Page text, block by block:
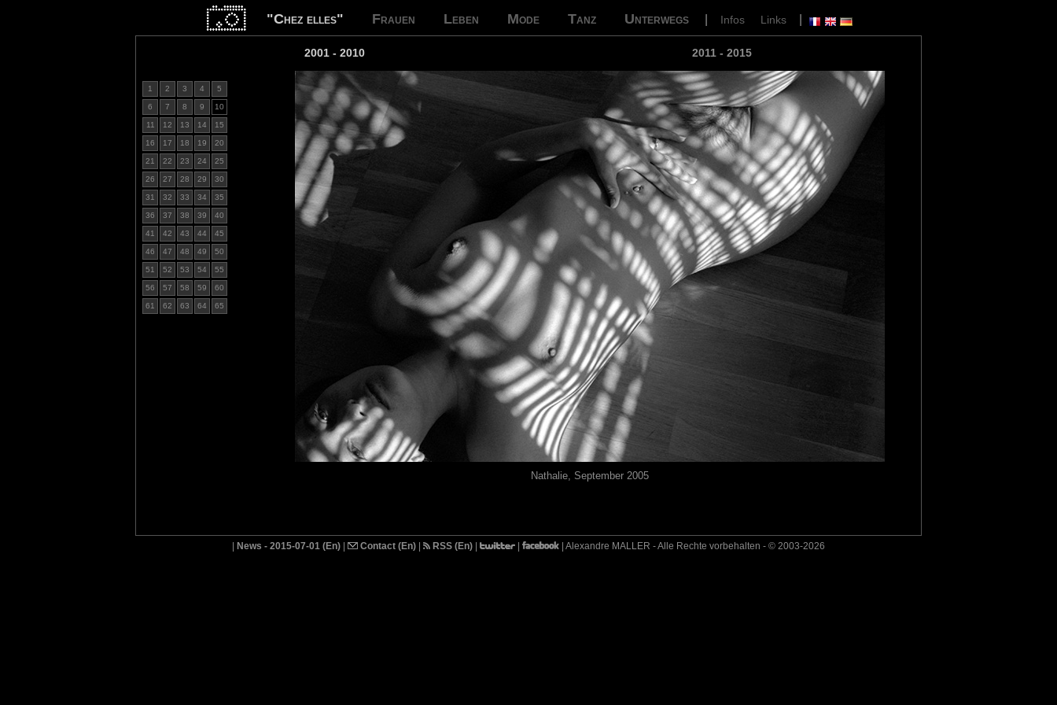
"Chez elles" Frauen Leben Mode Tanz Unterwegs Infos Links
2001 - 2010 2011 - 2015
1 2 3 4 5
6 7 8 9 10
11 12 13 14 15
16 17 18 19 20
21 22 23 24 25
26 27 28 29 30
31 32 33 34 35
36 37 38 39 40
41 42 43 44 45
46 47 48 49 50
51 52 53 54 55
56 57 58 59 60
61 62 63 64 65
Nathalie, September 2005
News - 2015-07-01 (En) Contact (En) RSS (En) | Alexandre MALLER - Alle Rechte vorbehalten - © 2003-2026